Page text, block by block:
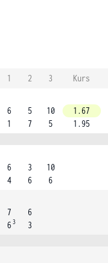
1 2 3
Kurs
6
1
5
7
10
5
1.67
1.95
6
4
3
6
10
6
7
6 3
6
3